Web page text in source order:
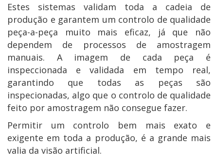
Estes sistemas validam toda a cadeia de
produção e garantem um controlo de qualidade
peça-a-peça muito mais eficaz, já que não
dependem de processos de amostragem
manuais. A imagem de cada peça é
inspeccionada e validada em tempo real,
garantindo que todas as peças são
inspecionadas, algo que o controlo de qualidade
feito por amostragem não consegue fazer.
Permitir um controlo bem mais exato e
exigente em toda a produção, é a grande mais
valia da visão artificial.